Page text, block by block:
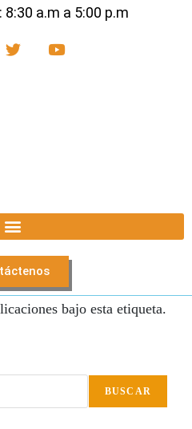
a.m a 5:00 p.m
bajo esta etiqueta.
BUSCAR